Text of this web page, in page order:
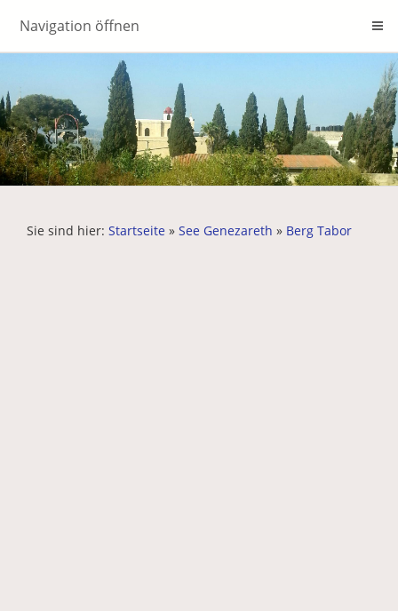
Navigation öffnen
Sie sind hier: Startseite » See Genezareth » Berg Tabor